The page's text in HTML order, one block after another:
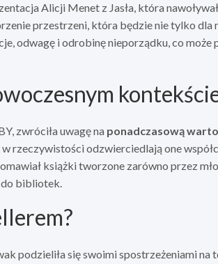
Alicji Menet z Jasła, która
przestrzeni, która będzie nie tylko dla
odwagę i odrobinę nieporządku, co może
zwróciła uwagę na ponadczasową
rzeczywistości odzwierciedlają one
książki tworzone zarówno przez
bibliotek.
podzieliła się swoimi spostrzeżeniami na